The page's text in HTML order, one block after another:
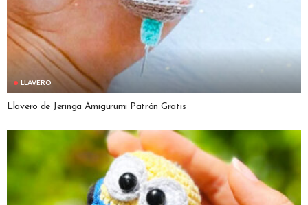
LLAVERO
Llavero de Jeringa Amigurumi Patrón Gratis